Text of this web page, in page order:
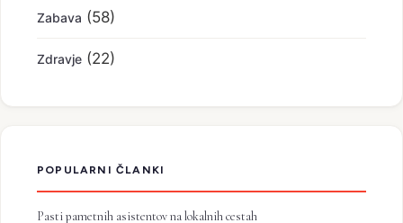
Zabava (58)
Zdravje (22)
POPULARNI ČLANKI
Pasti pametnih asistentov na lokalnih cestah